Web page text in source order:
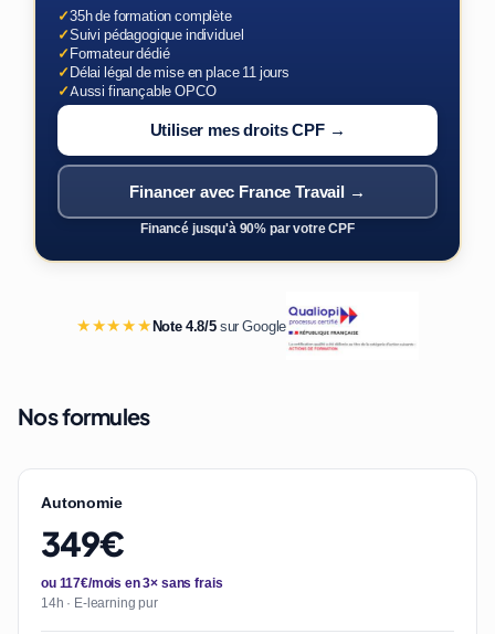
✓35h de formation complète
✓Suivi pédagogique individuel
✓Formateur dédié
✓Délai légal de mise en place 11 jours
✓Aussi finançable OPCO
Utiliser mes droits CPF →
Financer avec France Travail →
Financé jusqu'à 90% par votre CPF
★★★★★Note 4.8/5sur Google
Nos formules
Autonomie
349€
ou 117€/mois en 3× sans frais
14h · E-learning pur